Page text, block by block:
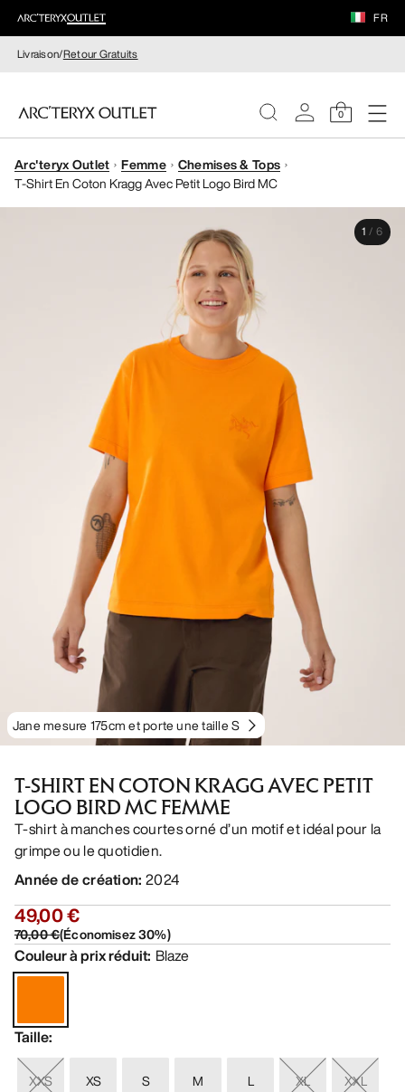
FR
Livraison/Retour Gratuits
0
FEMME
Arc'teryx Outlet Femme
Chemises & Tops
T-Shirt En Coton Kragg Avec Petit Logo Bird MC
Jane mesure 175cm et porte une taille S
1 / 6
T-SHIRT EN COTON KRAGG AVEC PETIT
LOGO BIRD MC FEMME
T-shirt à manches courtes orné d’un motif et idéal pour la
grimpe ou le quotidien.
Année de création: 2024
49,00 €
70,00 €(Économisez30%)
Couleur à prix réduit: Blaze
Taille:
XXS XS S M L XL
XXL